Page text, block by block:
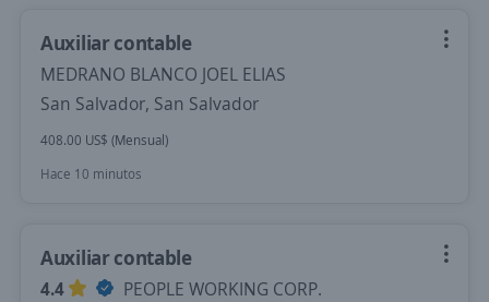
Auxiliar contable
MEDRANO BLANCO JOEL ELIAS
San Salvador, San Salvador
408.00 US$ (Mensual)
Hace 10 minutos
Auxiliar contable
4.4
PEOPLE WORKING CORP.